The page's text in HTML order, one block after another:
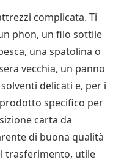
complicata. Ti
phon, un filo sottile
una spatolina o
vecchia, un panno
delicati e, per i
specifico per
carta da
di buona qualità
trasferimento, utile